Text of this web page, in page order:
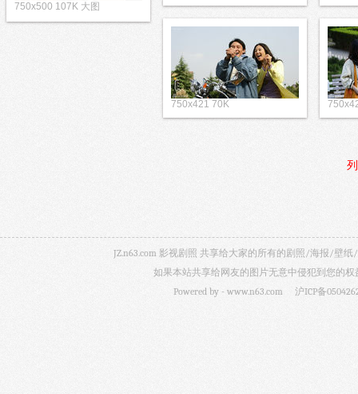
750x500 107K 大图
750x421 70K
JZ.n63.com 影视剧照 共享给大家的所有的剧照/海报/壁
如果本站共享给网友的图片无意中侵犯到您的
Powered by - www.n63.com 沪ICP备